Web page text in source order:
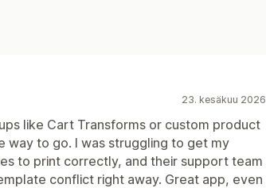
23. kesäkuu 2026
like Cart Transforms or custom product
way to go. I was struggling to get my
to print correctly, and their support team
conflict right away. Great app, even